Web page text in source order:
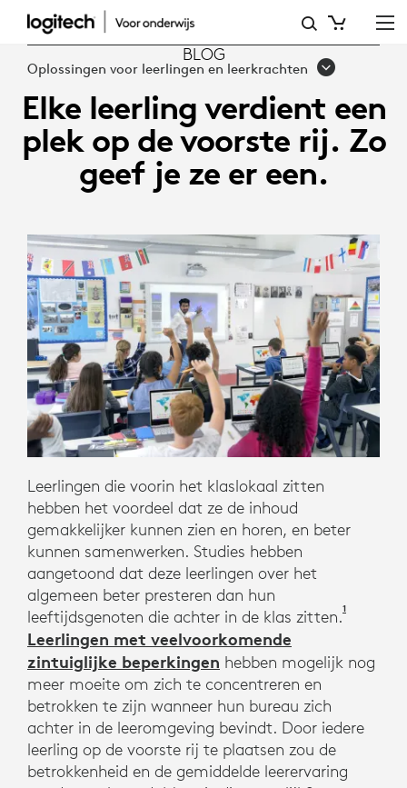
ELKE
LEERLING
VERDIENT
EEN
PLEK
DE
VOORSTE
RIJ.
ZO
GEEF
JE
ZE
ER
EEN.
Oplossingen voor leerlingen en leerkrachten
BLOG
Elke leerling verdient een
plek op de voorste rij. Zo
geef je ze er een.
Leerlingen die voorin het klaslokaal zitten
hebben het voordeel dat ze de inhoud
gemakkelijker kunnen zien en horen, en beter
kunnen samenwerken. Studies hebben
aangetoond dat deze leerlingen over het
algemeen beter presteren dan hun
leeftijdsgenoten die achter in de klas zitten.1
Leerlingen met veelvoorkomende
zintuiglijke beperkingen hebben mogelijk nog
meer moeite om zich te concentreren en
betrokken te zijn wanneer hun bureau zich
achter in de leeromgeving bevindt. Door iedere
leerling op de voorste rij te plaatsen zou de
betrokkenheid en de gemiddelde leerervaring